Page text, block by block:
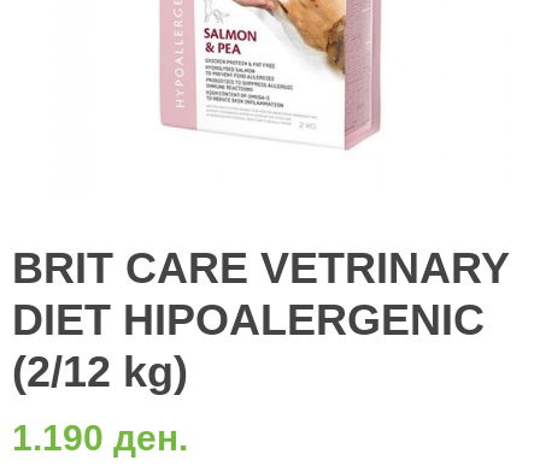
BRIT CARE VETRINARY
DIET HIPOALERGENIC
(2/12 kg)
1.190 ден.